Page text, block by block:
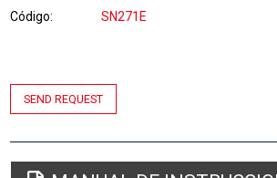
Código SN271E
SEND REQUEST